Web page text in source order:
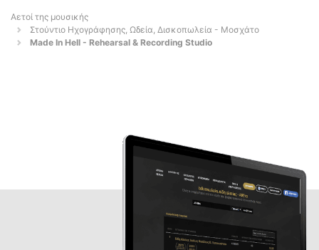
Αετοί της μουσικής
Στούντιο Ηχογράφησης, Ωδεία, Δισκοπωλεία - Μοσχάτο
Made In Hell - Rehearsal & Recording Studio